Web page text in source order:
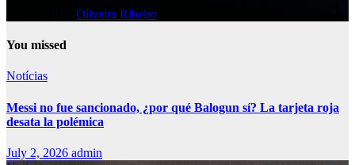
Oliveira Ribeiro
You missed
Notícias
Messi no fue sancionado, ¿por qué Balogun sí? La tarjeta roja
desata la polémica
July 2, 2026 admin